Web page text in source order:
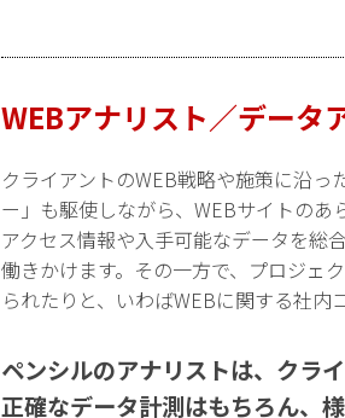
WEBアナリスト／データ
クライアントのWEB戦略や施策に沿
ー」も駆使しながら、WEBサイトのあ
アクセス情報や入手可能なデータを総
働きかけます。その一方で、プロジェ
られたりと、いわばWEBに関する社内
ペンシルのアナリストは、クラ
正確なデータ計測はもちろん、